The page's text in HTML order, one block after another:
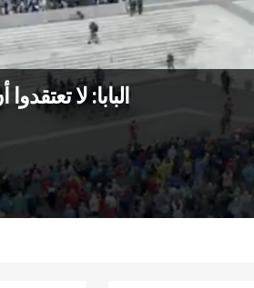
البابا: لا